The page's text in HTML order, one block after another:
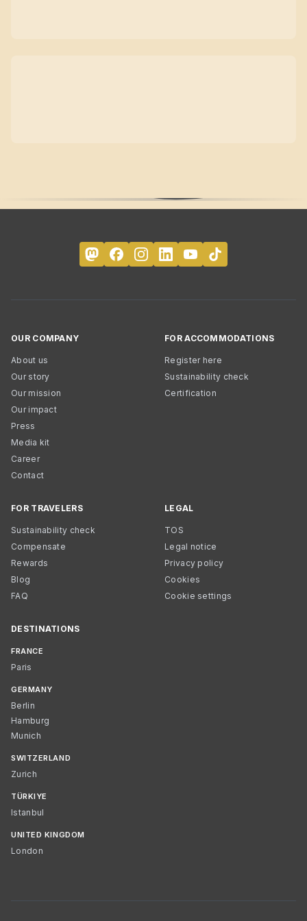
OUR COMPANY
About us
Our story
Our mission
Our impact
Press
Media kit
Career
Contact
FOR ACCOMMODATIONS
Register here
Sustainability check
Certification
FOR TRAVELERS
Sustainability check
Compensate
Rewards
Blog
FAQ
LEGAL
TOS
Legal notice
Privacy policy
Cookies
Cookie settings
DESTINATIONS
FRANCE
Paris
GERMANY
Berlin
Hamburg
Munich
SWITZERLAND
Zurich
TÜRKIYE
Istanbul
UNITED KINGDOM
London